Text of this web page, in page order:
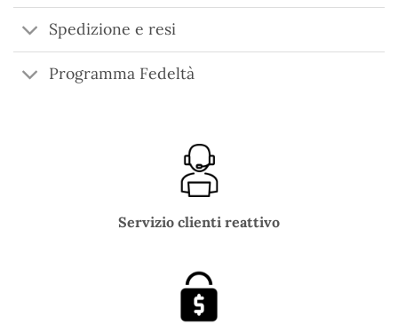
Spedizione e resi
Programma Fedeltà
Servizio clienti reattivo